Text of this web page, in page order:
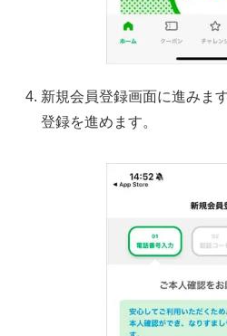
新規会員登録画面に進みま
登録を進めます。